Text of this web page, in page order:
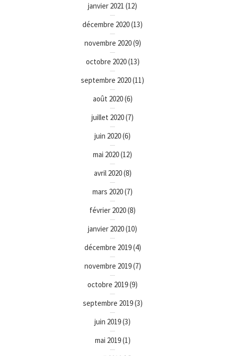
janvier 2021 (12)
décembre 2020(13)
novembre 2020(9)
octobre 2020(13)
septembre 2020(11)
août 2020(6)
juillet 2020(7)
juin 2020(6)
mai 2020(12)
avril 2020(8)
mars 2020(7)
février 2020(8)
janvier 2020(10)
décembre 2019(4)
novembre 2019(7)
octobre 2019(9)
septembre 2019(3)
juin 2019(3)
mai 2019(1)